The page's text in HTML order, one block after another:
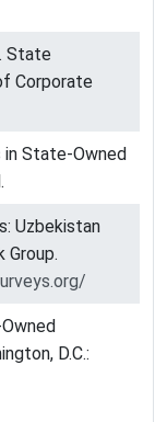
State
Corporate
in State-Owned
Uzbekistan
Group.
D.C.: